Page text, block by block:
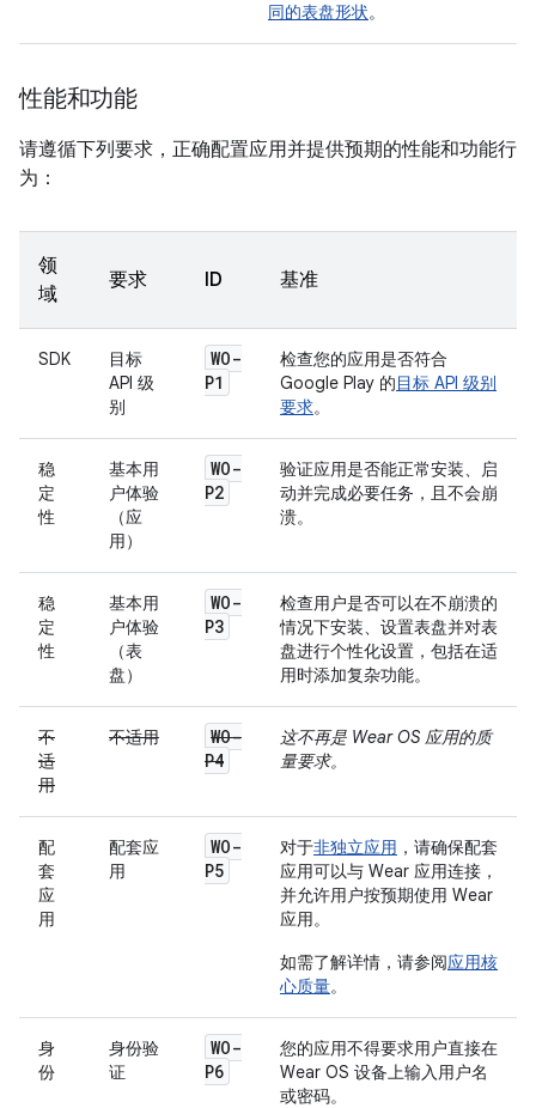
同的表盘形状。
性能和功能
请遵循下列要求，正确配置应用并提供预期的性能和功能行
为：
领
域
要求 ID 基准
SDK
目标
API 级
别
WO-
P1
检查您的应用是否符合
Google Play 的目标 API 级别
要求。
稳
定
性
基本用
户体验
（应
用）
WO-
P2
验证应用是否能正常安装、启
动并完成必要任务，且不会崩
溃。
稳
定
性
基本用
户体验
（表
盘）
WO-
P3
检查用户是否可以在不崩溃的
情况下安装、设置表盘并对表
盘进行个性化设置，包括在适
用时添加复杂功能。
不
适
用
不适用
WO-
P4
这不再是 Wear OS 应用的质
量要求。
配
套
应
用
配套应
用
WO-
P5
对于非独立应用 ，请确保配套
应用可以与 Wear 应用连接，
并允许用户按预期使用 Wear
应用。
如需了解详情，请参阅应用核
心质量。
身
份
身份验
证
WO-
P6
您的应用不得要求用户直接在
Wear OS 设备上输入用户名
或密码。